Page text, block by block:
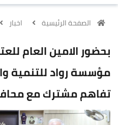
الصفحة الرئيسية اخبار
بحضور الامين العام
مؤسسة رواد للتنمية
تفاهم مشترك مع